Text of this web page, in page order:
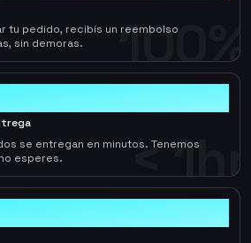
100%
tu pedido, recibís un reembolso
sin demoras.
< 1hr
se entregan en minutos. Tenemos
esperes.